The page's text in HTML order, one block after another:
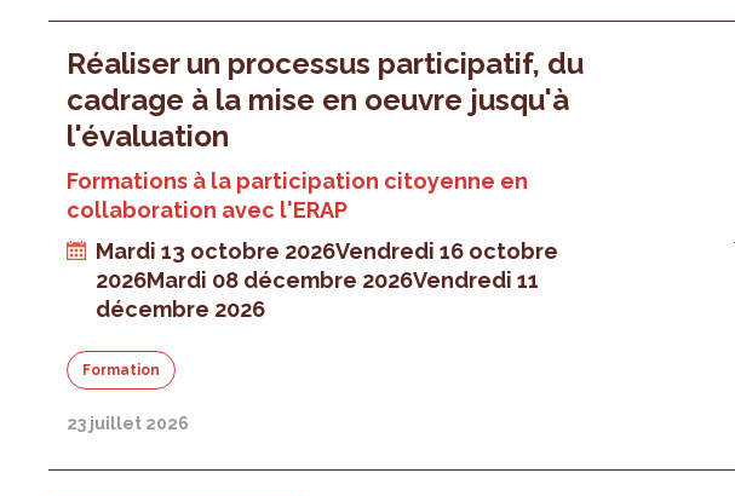
Réaliser un processus participatif, du
cadrage à la mise en oeuvre jusqu'à
l'évaluation
Formations à la participation citoyenne en
collaboration avec l'ERAP
Mardi 13 octobre 2026Vendredi 16 octobre
2026Mardi 08 décembre 2026Vendredi 11
décembre 2026
Formation
23 juillet 2026